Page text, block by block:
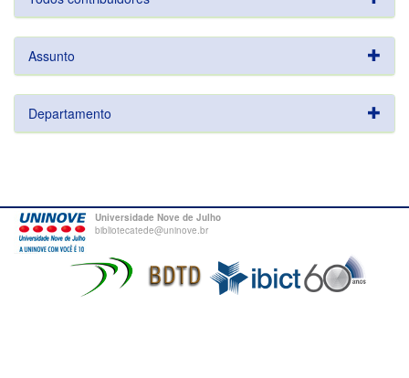
Assunto
Departamento
Universidade Nove de Julho
bibliotecatede@uninove.br